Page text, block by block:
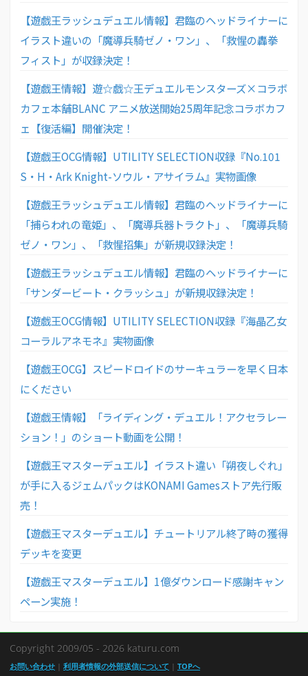
【遊戯王ラッシュデュエル情報】君臨のヘッドライナーに
イラスト違いの「魔導兵騎ゼノ・ワン」、「救惺の轟拳
フィスト」が収録決定！
【遊戯王情報】遊☆戯☆王デュエルモンスターズ×コラボ
カフェ本舗BLANC アニメ放送開始25周年記念コラボカフ
ェ【復活編】開催決定！
【遊戯王OCG情報】UTILITY SELECTION収録『No.101
S・H・Ark Knight-ソウル・アサイラム』実物画像
【遊戯王ラッシュデュエル情報】君臨のヘッドライナーに
「捕らわれの竜姫」、「魔導兵器トラクト」、「魔導兵騎
ゼノ・ワン」、「救惺招集」が新規収録決定！
【遊戯王ラッシュデュエル情報】君臨のヘッドライナーに
「サンダービート・クラッシュ」が新規収録決定！
【遊戯王OCG情報】UTILITY SELECTION収録『海晶乙女
コーラルアネモネ』実物画像
【遊戯王OCG】スピードロイドのサーキュラーを早く日本
にください
【遊戯王情報】「ライディング・デュエル！アクセラレー
ション！」のショート動画を公開！
【遊戯王マスターデュエル】イラスト違い「朔夜しぐれ」
が手に入るジェムパックはKONAMI Gamesストア先行販
売！
【遊戯王マスターデュエル】チュートリアル終了時の獲得
デッキを変更
【遊戯王マスターデュエル】1億ダウンロード感謝キャン
ペーン実施！
Copyright 2009/05 - 2026 katuru.com
お問い合わせ | 利用者情報の外部送信について | TOPへ